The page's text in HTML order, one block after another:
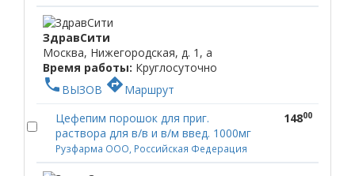
ЗдравСити
Москва, Нижегородская, д. 1, а
Время работы: Круглосуточно
phone ВЫЗОВ directionsМаршрут
Цефепим порошок для приг.
раствора для в/в и в/м введ. 1000мг
Рузфарма ООО, Российская Федерация
14800